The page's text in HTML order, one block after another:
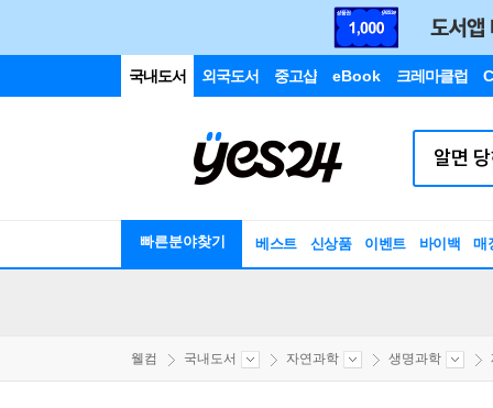
국내도서 외국도서 중고샵 eBook 크레마클럽
빠른분야찾기 베스트 신상품 이벤트 바이백 매
웰컴 국내도서 자연과학 생명과학